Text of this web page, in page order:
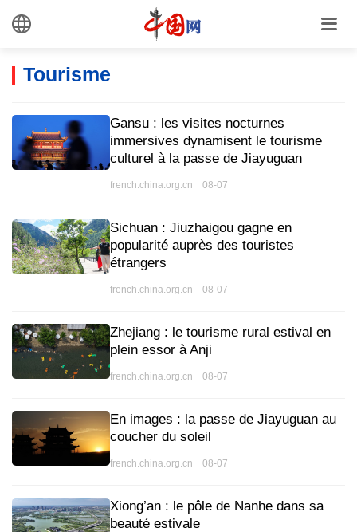
Tourisme
Gansu : les visites nocturnes
immersives dynamisent le tourisme
culturel à la passe de Jiayuguan
french.china.org.cn 08-07
Sichuan : Jiuzhaigou gagne en
popularité auprès des touristes
étrangers
french.china.org.cn 08-07
Zhejiang : le tourisme rural estival en
plein essor à Anji
french.china.org.cn 08-07
En images : la passe de Jiayuguan au
coucher du soleil
french.china.org.cn 08-07
Xiong’an : le pôle de Nanhe dans sa
beauté estivale